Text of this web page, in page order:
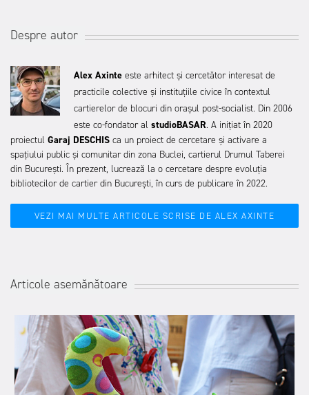
Despre autor
Alex Axinte este arhitect și cercetător interesat de
practicile colective și instituțiile civice în contextul
cartierelor de blocuri din orașul post-socialist. Din 2006
este co-fondator al studioBASAR. A inițiat în 2020
proiectul Garaj DESCHIS ca un proiect de cercetare și activare a
spațiului public și comunitar din zona Buclei, cartierul Drumul Taberei
din București. În prezent, lucrează la o cercetare despre evoluția
bibliotecilor de cartier din București, în curs de publicare în 2022.
VEZI MAI MULTE ARTICOLE SCRISE DE ALEX AXINTE
Articole asemănătoare